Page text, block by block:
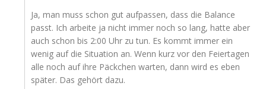
Ja, man muss schon gut aufpassen, dass die Balance
passt. Ich arbeite ja nicht immer noch so lang, hatte aber
auch schon bis 2:00 Uhr zu tun. Es kommt immer ein
wenig auf die Situation an. Wenn kurz vor den Feiertagen
alle noch auf ihre Päckchen warten, dann wird es eben
später. Das gehört dazu.